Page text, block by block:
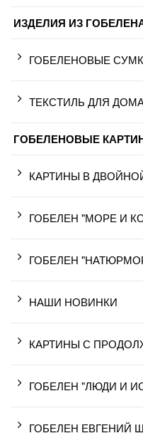
ИЗДЕЛИЯ ИЗ
ГОБЕЛЕНОВЫЕ
ТЕКСТИЛЬ ДЛЯ
ГОБЕЛЕНОВЫЕ
КАРТИНЫ В
ГОБЕЛЕН "МОРЕ И
ГОБЕЛЕН
НАШИ НОВИНКИ
КАРТИНЫ С
ГОБЕЛЕН "ЛЮДИ И
ГОБЕЛЕН ЕВГЕНИЙ